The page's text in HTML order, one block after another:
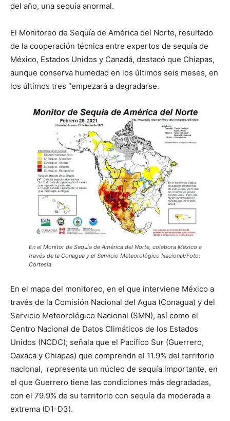
del año, una sequía anormal.
El Monitoreo de Sequía de América del Norte, resultado
de la cooperación técnica entre expertos de sequía de
México, Estados Unidos y Canadá, destacó que Chiapas,
aunque conserva humedad en los últimos seis meses, en
los últimos tres “empezará a degradarse.
En el Monitor de Sequía de América del Norte, colabora México a
través de la Conagua y el Servicio Meteorológico Nacional/Foto:
Cortesía.
En el mapa del monitoreo, en el que interviene México a
través de la Comisión Nacional del Agua (Conagua) y del
Servicio Meteorológico Nacional (SMN), así como el
Centro Nacional de Datos Climáticos de los Estados
Unidos (NCDC); señala que el Pacífico Sur (Guerrero,
Oaxaca y Chiapas) que comprendn el 11.9% del territorio
nacional, representa un núcleo de sequía importante, en
el que Guerrero tiene las condiciones más degradadas,
con el 79.9% de su territorio con sequía de moderada a
extrema (D1-D3).